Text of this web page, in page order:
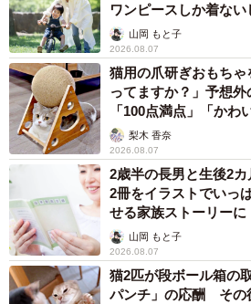
た方も知らなかった方も、この夏は
んでみては？
ワンピースしか着な
へんが…
山岡 もと子
2026.08.07
猫用の爪研ぎおもち
ってますか？」予想
「100点満点」「かわ
梨木 香奈
2026.08.07
2歳半の長男と生後2
2冊をイラストでいっ
せる家族ストーリーに
山岡 もと子
2026.08.07
猫2匹が段ボール箱の
パンチ」の応酬 その